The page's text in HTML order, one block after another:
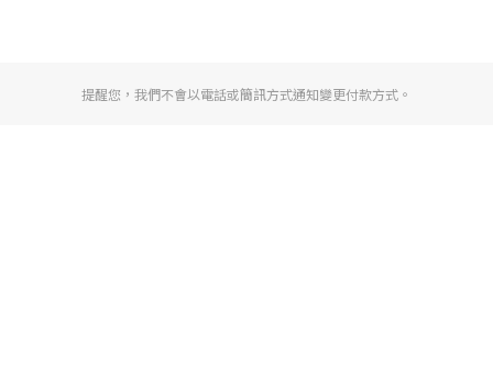
提醒您，我們不會以電話或簡訊方式通知變更付款方式。